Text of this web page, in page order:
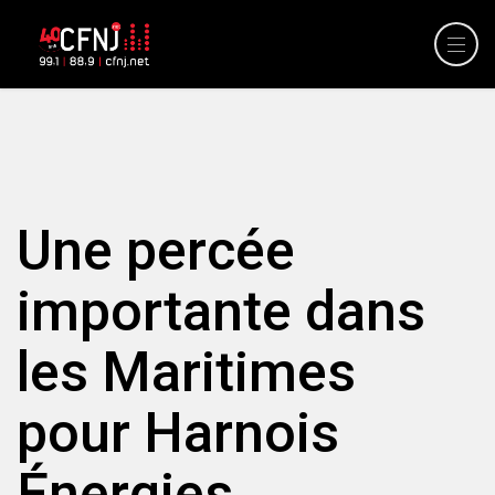
Une percée
importante dans
les Maritimes
pour Harnois